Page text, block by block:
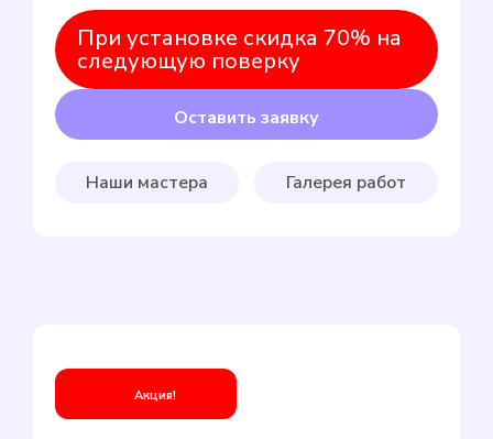
При установке скидка 70% на
следующую поверку
Оставить заявку
Наши мастера Галерея работ
Акция!